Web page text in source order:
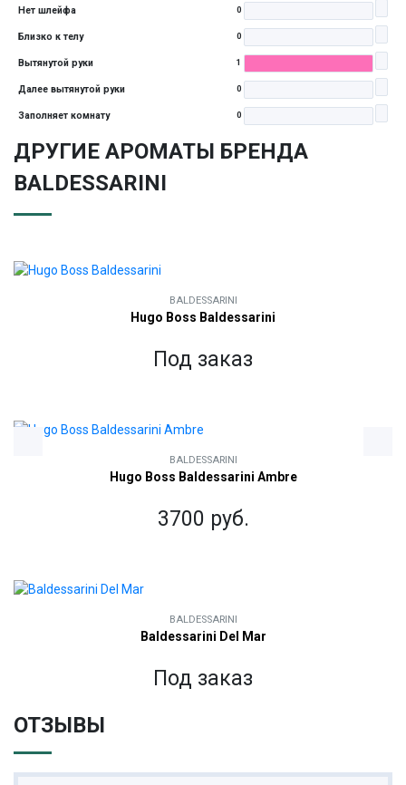
Нет шлейфа 0
Близко к телу 0
Вытянутой руки 1
Далее вытянутой руки 0
Заполняет комнату 0
ДРУГИЕ АРОМАТЫ БРЕНДА
BALDESSARINI
BALDESSARINI
Hugo Boss Baldessarini
Под заказ
BALDESSARINI
Hugo Boss Baldessarini Ambre
3700 руб.
BALDESSARINI
Baldessarini Del Mar
Под заказ
ОТЗЫВЫ